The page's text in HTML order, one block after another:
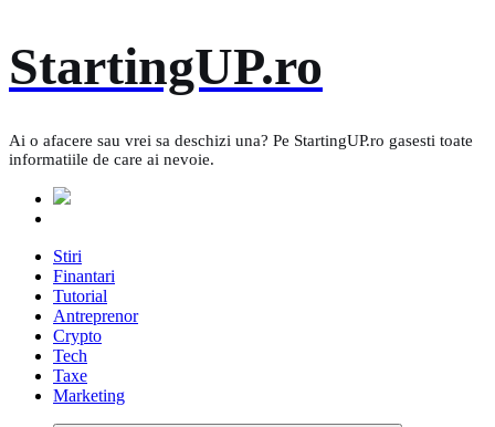
to
content
StartingUP.ro
Ai o afacere sau vrei sa deschizi una? Pe StartingUP.ro gasesti toate
informatiile de care ai nevoie.
Stiri
Finantari
Tutorial
Antreprenor
Crypto
Tech
Taxe
Marketing